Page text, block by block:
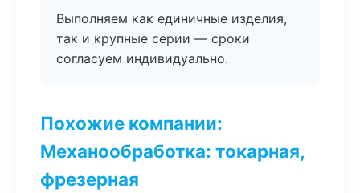
Выполняем как единичные изделия,
так и крупные серии — сроки
согласуем индивидуально.
Похожие компании:
Механообработка: токарная,
фрезерная